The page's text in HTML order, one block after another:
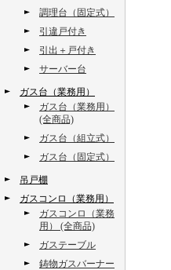
調理台（固定式）
引違戸付き
引出＋戸付き
サーバー台
ガス台（業務用）
ガス台（業務用）
(全商品)
ガス台（組立式）
ガス台（固定式）
吊戸棚
ガスコンロ（業務用）
ガスコンロ（業務
用） (全商品)
ガステーブル
鋳物ガスバーナー